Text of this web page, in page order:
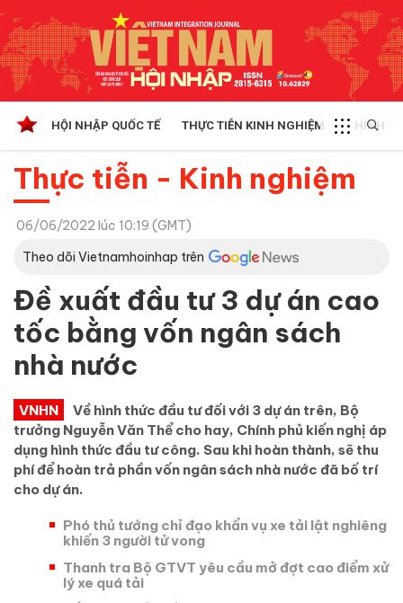
HỘI NHẬP QUỐC TẾ THỰC TIỄN KINH NGHIỆM CHÍNH
Thực tiễn - Kinh nghiệm
06/06/2022 lúc 10:19 (GMT)
Theo dõi Vietnamhoinhap trên
Đề xuất đầu tư 3 dự án cao
tốc bằng vốn ngân sách
nhà nước
VNHN
Về hình thức đầu tư đối với 3 dự án trên, Bộ
trưởng Nguyễn Văn Thể cho hay, Chính phủ kiến nghị áp
dụng hình thức đầu tư công. Sau khi hoàn thành, sẽ thu
phí để hoàn trả phần vốn ngân sách nhà nước đã bố trí
cho dự án.
Phó thủ tướng chỉ đạo khẩn vụ xe tải lật nghiêng
khiến 3 người tử vong
Thanh tra Bộ GTVT yêu cầu mở đợt cao điểm xử
lý xe quá tải